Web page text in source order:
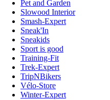
Pet and Garden
Slowood Interior
Smash-Expert
Sneak'In
Sneakids
Sport is good
Training-Fit
Trek-Expert
TripNBikers
Vélo-Store
Winter-Expert